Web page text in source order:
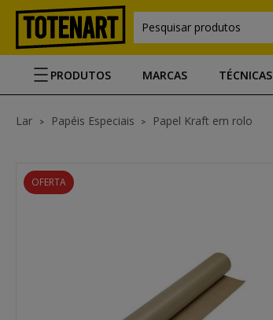
Pesquisar produtos
PRODUTOS MARCAS TÉCNICAS
Lar Papéis Especiais Papel Kraft em rolo
OFERTA